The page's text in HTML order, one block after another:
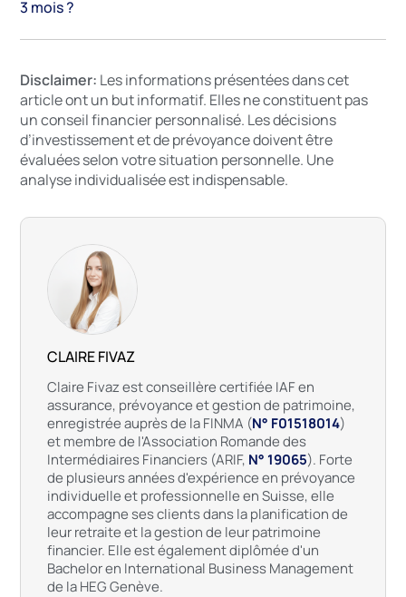
3 mois ?
Disclaimer: Les informations présentées dans cet
article ont un but informatif. Elles ne constituent pas
un conseil financier personnalisé. Les décisions
d’investissement et de prévoyance doivent être
évaluées selon votre situation personnelle. Une
analyse individualisée est indispensable.
CLAIRE FIVAZ
Claire Fivaz est conseillère certifiée IAF en
assurance, prévoyance et gestion de patrimoine,
enregistrée auprès de la FINMA (N° F01518014)
et membre de l'Association Romande des
Intermédiaires Financiers (ARIF, N° 19065). Forte
de plusieurs années d'expérience en prévoyance
individuelle et professionnelle en Suisse, elle
accompagne ses clients dans la planification de
leur retraite et la gestion de leur patrimoine
financier. Elle est également diplômée d'un
Bachelor en International Business Management
de la HEG Genève.